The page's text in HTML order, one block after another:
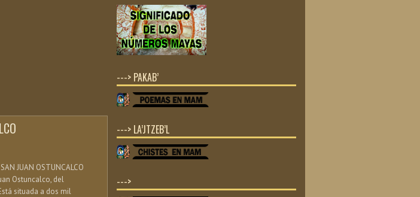
JUAN OSTUNCALCO
Ostuncalco, del
situada a dos mil
---> PAKAB’
---> LA’JTZEB’L
--->